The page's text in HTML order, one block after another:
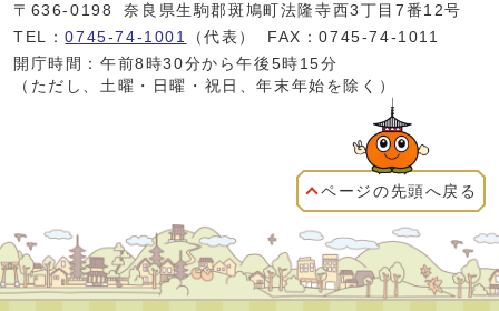
〒636-0198
奈良県生駒郡斑鳩町法隆寺西3丁目7番12号
TEL：0745-74-1001 （代表）
FAX：0745-74-1011
開庁時間：午前8時30分から午後5時15分
（ただし、土曜・日曜・祝日、年末年始を除く）
ページの先頭へ戻る